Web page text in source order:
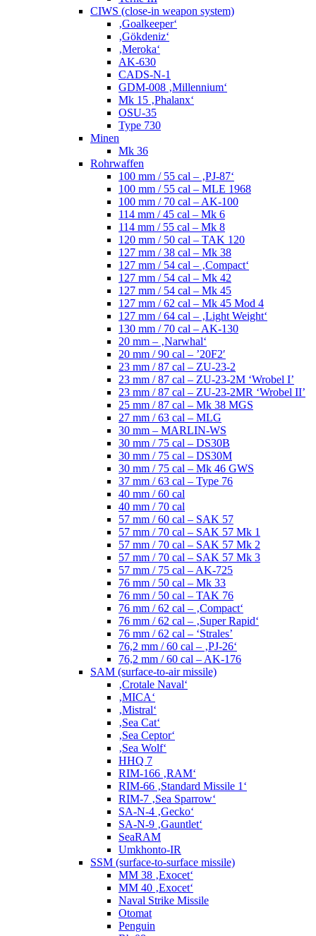
CIWS (close-in weapon system)
‚Goalkeeper‘
‚Gökdeniz‘
‚Meroka‘
AK-630
CADS-N-1
GDM-008 ‚Millennium‘
Mk 15 ‚Phalanx‘
OSU-35
Type 730
Minen
Mk 36
Rohrwaffen
100 mm / 55 cal – ‚PJ-87‘
100 mm / 55 cal – MLE 1968
100 mm / 70 cal – AK-100
114 mm / 45 cal – Mk 6
114 mm / 55 cal – Mk 8
120 mm / 50 cal – TAK 120
127 mm / 38 cal – Mk 38
127 mm / 54 cal – ‚Compact‘
127 mm / 54 cal – Mk 42
127 mm / 54 cal – Mk 45
127 mm / 62 cal – Mk 45 Mod 4
127 mm / 64 cal – ‚Light Weight‘
130 mm / 70 cal – AK-130
20 mm – ‚Narwhal‘
20 mm / 90 cal – ’20F2′
23 mm / 87 cal – ZU-23-2
23 mm / 87 cal – ZU-23-2M ‘Wrobel I’
23 mm / 87 cal – ZU-23-2MR ‘Wrobel II’
25 mm / 87 cal – Mk 38 MGS
27 mm / 63 cal – MLG
30 mm – MARLIN-WS
30 mm / 75 cal – DS30B
30 mm / 75 cal – DS30M
30 mm / 75 cal – Mk 46 GWS
37 mm / 63 cal – Type 76
40 mm / 60 cal
40 mm / 70 cal
57 mm / 60 cal – SAK 57
57 mm / 70 cal – SAK 57 Mk 1
57 mm / 70 cal – SAK 57 Mk 2
57 mm / 70 cal – SAK 57 Mk 3
57 mm / 75 cal – AK-725
76 mm / 50 cal – Mk 33
76 mm / 50 cal – TAK 76
76 mm / 62 cal – ‚Compact‘
76 mm / 62 cal – ‚Super Rapid‘
76 mm / 62 cal – ‘Strales’
76,2 mm / 60 cal – ‚PJ-26‘
76,2 mm / 60 cal – AK-176
SAM (surface-to-air missile)
‚Crotale Naval‘
‚MICA‘
‚Mistral‘
‚Sea Cat‘
‚Sea Ceptor‘
‚Sea Wolf‘
HHQ 7
RIM-166 ‚RAM‘
RIM-66 ‚Standard Missile 1‘
RIM-7 ‚Sea Sparrow‘
SA-N-4 ‚Gecko‘
SA-N-9 ‚Gauntlet‘
SeaRAM
Umkhonto-IR
SSM (surface-to-surface missile)
MM 38 ‚Exocet‘
MM 40 ‚Exocet‘
Naval Strike Missile
Otomat
Penguin